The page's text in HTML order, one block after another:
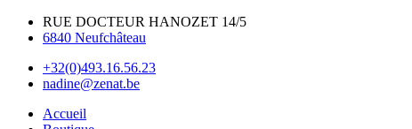
RUE DOCTEUR HANOZET 14/5
6840 Neufchâteau
+32(0)493.16.56.23
nadine@zenat.be
Accueil